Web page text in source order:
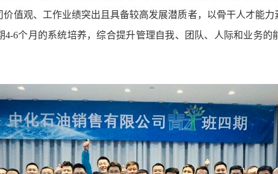
值观、工作业绩突出且具备较高发展潜质者，以骨干人才能力
4-6个月的系统培养，综合提升管理自我、团队、人际和业务的